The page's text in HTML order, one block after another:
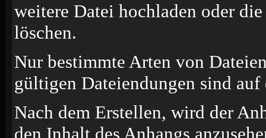
weitere Datei hochladen oder
löschen.
Nur bestimmte Arten von
gültigen Dateiendungen sind
Nach dem Erstellen, wird der
den Inhalt des Anhangs